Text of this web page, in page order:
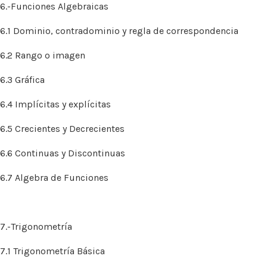
6.-Funciones Algebraicas
6.1 Dominio, contradominio y regla de correspondencia
6.2 Rango o imagen
6.3 Gráfica
6.4 Implícitas y explícitas
6.5 Crecientes y Decrecientes
6.6 Continuas y Discontinuas
6.7 Algebra de Funciones
7.-Trigonometría
7.1 Trigonometría Básica